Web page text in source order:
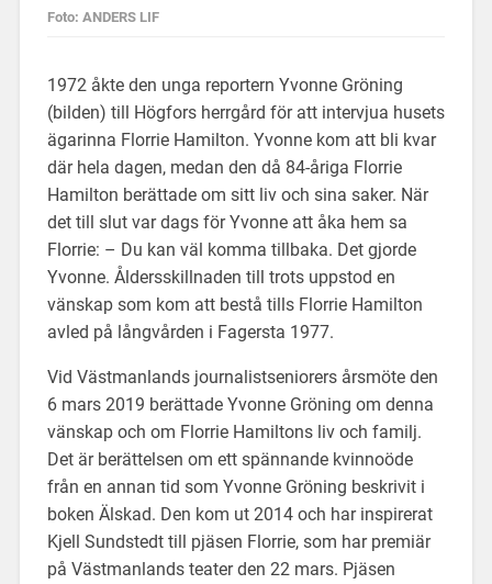
Foto: ANDERS LIF
1972 åkte den unga reportern Yvonne Gröning
(bilden) till Högfors herrgård för att intervjua husets
ägarinna Florrie Hamilton. Yvonne kom att bli kvar
där hela dagen, medan den då 84-åriga Florrie
Hamilton berättade om sitt liv och sina saker. När
det till slut var dags för Yvonne att åka hem sa
Florrie: – Du kan väl komma tillbaka. Det gjorde
Yvonne. Åldersskillnaden till trots uppstod en
vänskap som kom att bestå tills Florrie Hamilton
avled på långvården i Fagersta 1977.
Vid Västmanlands journalistseniorers årsmöte den
6 mars 2019 berättade Yvonne Gröning om denna
vänskap och om Florrie Hamiltons liv och familj.
Det är berättelsen om ett spännande kvinnoöde
från en annan tid som Yvonne Gröning beskrivit i
boken Älskad. Den kom ut 2014 och har inspirerat
Kjell Sundstedt till pjäsen Florrie, som har premiär
på Västmanlands teater den 22 mars. Pjäsen